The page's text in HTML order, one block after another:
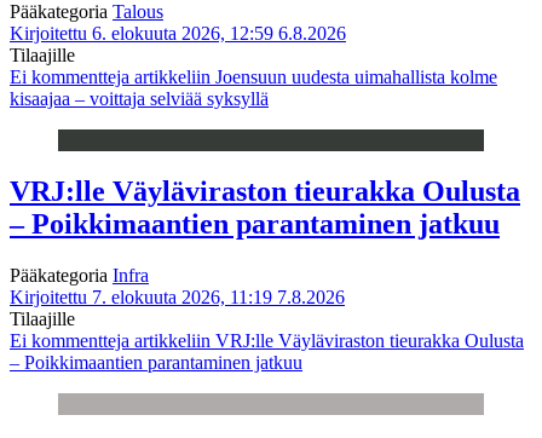
Pääkategoria Talous
Kirjoitettu 6. elokuuta 2026, 12:59 6.8.2026
Tilaajille
Ei kommentteja artikkeliin Joensuun uudesta uimahallista kolme
kisaajaa – voittaja selviää syksyllä
VRJ:lle Väyläviraston tieurakka Oulusta
– Poikkimaantien parantaminen jatkuu
Pääkategoria Infra
Kirjoitettu 7. elokuuta 2026, 11:19 7.8.2026
Tilaajille
Ei kommentteja artikkeliin VRJ:lle Väyläviraston tieurakka Oulusta
– Poikkimaantien parantaminen jatkuu